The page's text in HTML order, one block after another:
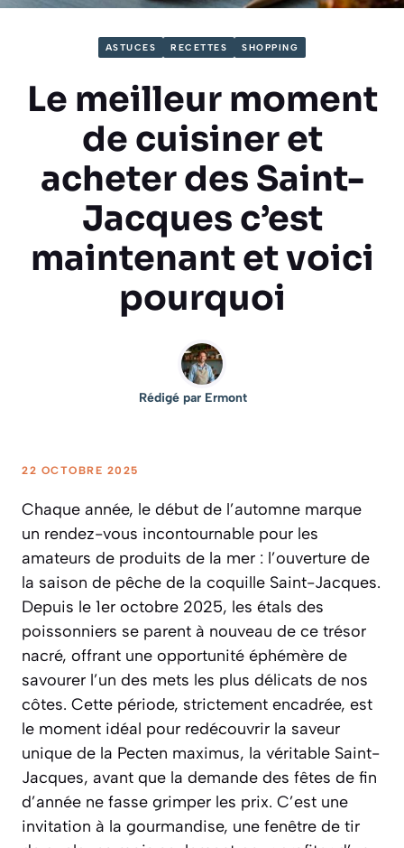
ASTUCES RECETTES SHOPPING
Le meilleur moment
de cuisiner et
acheter des Saint-
Jacques c’est
maintenant et voici
pourquoi
Rédigé par Ermont
22 OCTOBRE 2025
Chaque année, le début de l’automne marque
un rendez-vous incontournable pour les
amateurs de produits de la mer : l’ouverture de
la saison de pêche de la coquille Saint-Jacques.
Depuis le 1er octobre 2025, les étals des
poissonniers se parent à nouveau de ce trésor
nacré, offrant une opportunité éphémère de
savourer l’un des mets les plus délicats de nos
côtes. Cette période, strictement encadrée, est
le moment idéal pour redécouvrir la saveur
unique de la Pecten maximus, la véritable Saint-
Jacques, avant que la demande des fêtes de fin
d’année ne fasse grimper les prix. C’est une
invitation à la gourmandise, une fenêtre de tir